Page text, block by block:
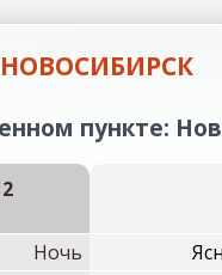
пункте:
Ночь